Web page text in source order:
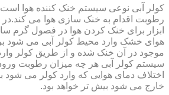
کولر آبی نوعی سیستم خنک کننده هوا
رطوبت اقدام به خنک سازی هوا می کند.در
ابزار برای خنک کردن هوا در فصول گرم
هوای خشک وارد محیط کولر آبی می شود
موجود در آن خنک شده و از طریق کولر
سیستم کولر آبی هر چه میزان رطوبت
اختلاف دمای هوایی که وارد کولر می شود
خارج می شود بیش تر خواهد بود.